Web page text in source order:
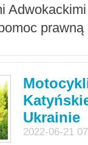
Adwokackimi
Ukrainie
2022-06-21